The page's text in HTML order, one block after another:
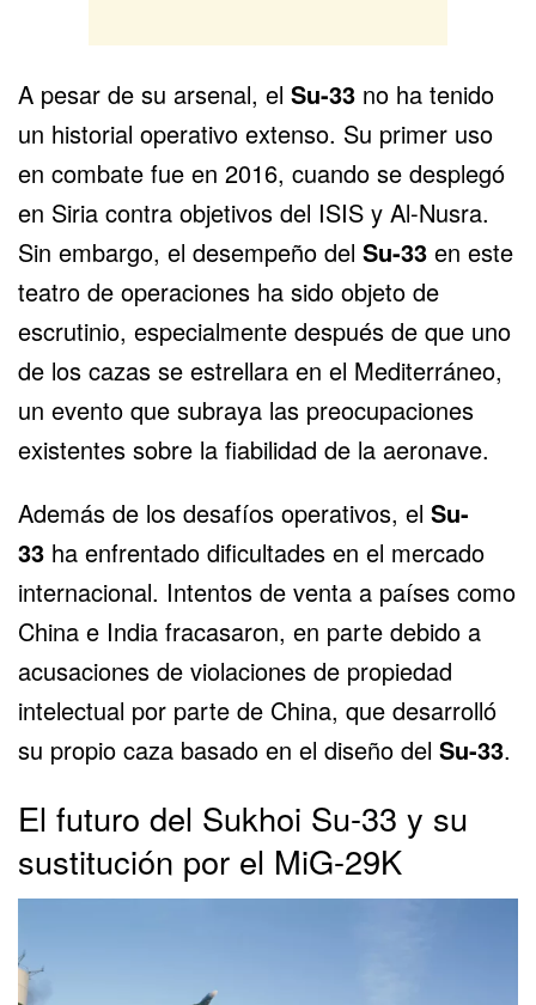
A pesar de su arsenal, el Su-33 no ha tenido
un historial operativo extenso. Su primer uso
en combate fue en 2016, cuando se desplegó
en Siria contra objetivos del ISIS y Al-Nusra.
Sin embargo, el desempeño del Su-33 en este
teatro de operaciones ha sido objeto de
escrutinio, especialmente después de que uno
de los cazas se estrellara en el Mediterráneo,
un evento que subraya las preocupaciones
existentes sobre la fiabilidad de la aeronave.
Además de los desafíos operativos, el Su-
33 ha enfrentado dificultades en el mercado
internacional. Intentos de venta a países como
China e India fracasaron, en parte debido a
acusaciones de violaciones de propiedad
intelectual por parte de China, que desarrolló
su propio caza basado en el diseño del Su-33.
El futuro del Sukhoi Su-33 y su
sustitución por el MiG-29K